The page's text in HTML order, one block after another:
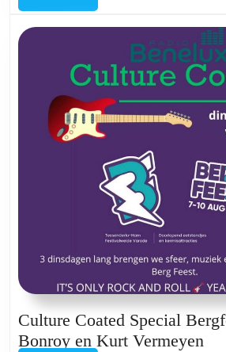
Alessandra
Ruyten,
Jolien
Janzing,
Jo
Komkommer
Jimmy
Duchacteau
Culture Coated Special
Bonroy en Kurt Vermeyen